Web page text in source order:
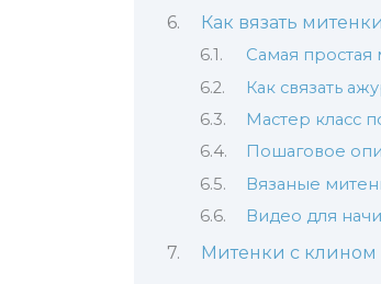
Как вязать
Самая простая
Как связать
Мастер класс
Пошаговое
Вязаные
Видео для
Митенки с клином